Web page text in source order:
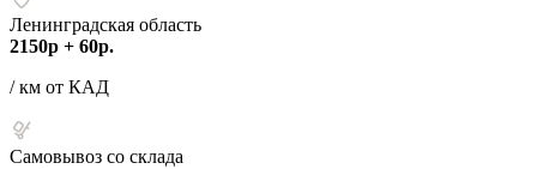
Ленинградская область
2150р + 60р.
/ км от КАД
Самовывоз со склада